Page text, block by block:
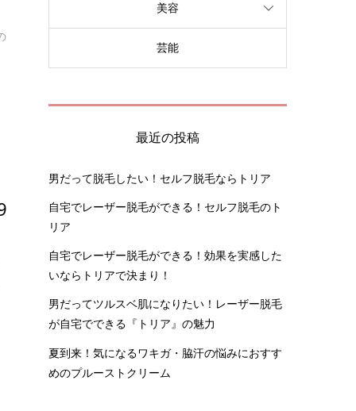
美容
芸能
最近の投稿
男だって脱毛したい！セルフ脱毛ならトリア
自宅でレーザー脱毛ができる！セルフ脱毛のト
リア
自宅でレーザー脱毛ができる！効果を実感した
いならトリアで決まり！
男だってツルスベ肌になりたい！レーザー脱毛
が自宅でできる『トリア』の魅力
夏到来！気になるワキガ・脇汗の悩みにおすす
めのプルーストクリーム